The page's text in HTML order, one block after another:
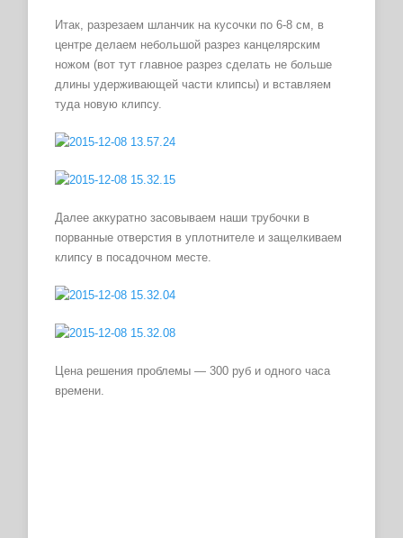
Итак, разрезаем шланчик на кусочки по 6-8 см, в
центре делаем небольшой разрез канцелярским
ножом (вот тут главное разрез сделать не больше
длины удерживающей части клипсы) и вставляем
туда новую клипсу.
Далее аккуратно засовываем наши трубочки в
порванные отверстия в уплотнителе и защелкиваем
клипсу в посадочном месте.
Цена решения проблемы — 300 руб и одного часа
времени.